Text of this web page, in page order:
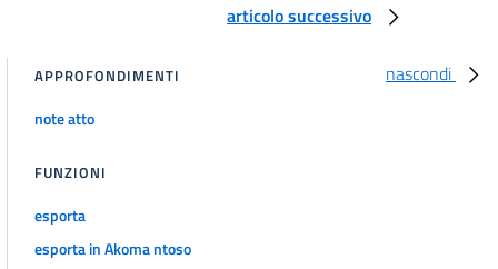
articolo successivo
nascondi
APPROFONDIMENTI
note atto
FUNZIONI
esporta
esporta in Akoma ntoso